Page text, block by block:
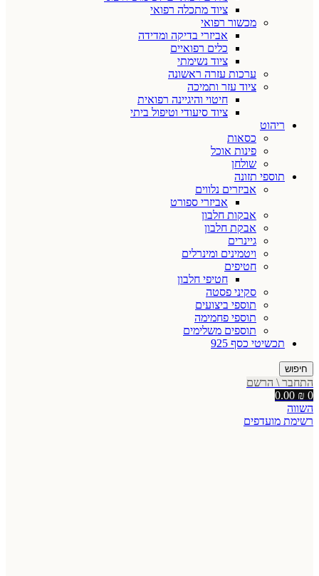
ציוד מתכלה רפואי
מכשור רפואי
אביזרי בדיקה ומדידה
כלים רפואיים
ציוד נשימתי
ערכות עזרה ראשונה
ציוד עזר ותמיכה
חיטוי והיגיינה רפואית
ציוד סיעודי וטיפול ביתי
ריהוט
כסאות
פינות אוכל
שולחן
תוספי תזונה
אביזרים נלווים
אביזרי ספורט
אבקות חלבון
אבקת חלבון
גיינרים
ויטמינים ומינרלים
חטיפים
חטיפי חלבון
סקיני פסטה
תוספי ביצועים
תוספי פחמימה
תוספים משלימים
תכשיטי כסף 925
חיפוש
התחבר \ הרשם
0
0.00 ₪
השווה
רשימת מועדפים